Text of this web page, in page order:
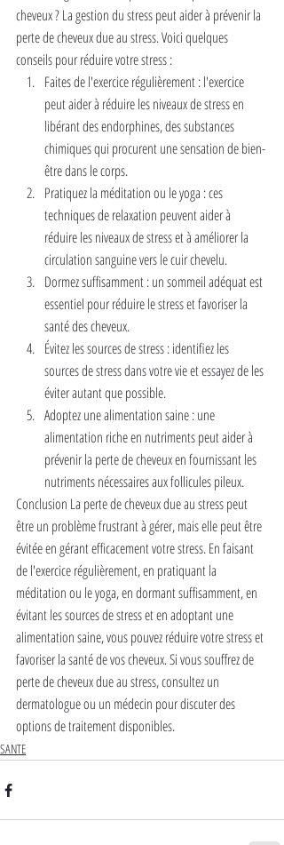
cheveux ? La gestion du stress peut aider à prévenir la
perte de cheveux due au stress. Voici quelques
conseils pour réduire votre stress :
Faites de l'exercice régulièrement : l'exercice
peut aider à réduire les niveaux de stress en
libérant des endorphines, des substances
chimiques qui procurent une sensation de bien-
être dans le corps.
Pratiquez la méditation ou le yoga : ces
techniques de relaxation peuvent aider à
réduire les niveaux de stress et à améliorer la
circulation sanguine vers le cuir chevelu.
Dormez suffisamment : un sommeil adéquat est
essentiel pour réduire le stress et favoriser la
santé des cheveux.
Évitez les sources de stress : identifiez les
sources de stress dans votre vie et essayez de les
éviter autant que possible.
Adoptez une alimentation saine : une
alimentation riche en nutriments peut aider à
prévenir la perte de cheveux en fournissant les
nutriments nécessaires aux follicules pileux.
Conclusion La perte de cheveux due au stress peut
être un problème frustrant à gérer, mais elle peut être
évitée en gérant efficacement votre stress. En faisant
de l'exercice régulièrement, en pratiquant la
méditation ou le yoga, en dormant suffisamment, en
évitant les sources de stress et en adoptant une
alimentation saine, vous pouvez réduire votre stress et
favoriser la santé de vos cheveux. Si vous souffrez de
perte de cheveux due au stress, consultez un
dermatologue ou un médecin pour discuter des
options de traitement disponibles.
SANTE